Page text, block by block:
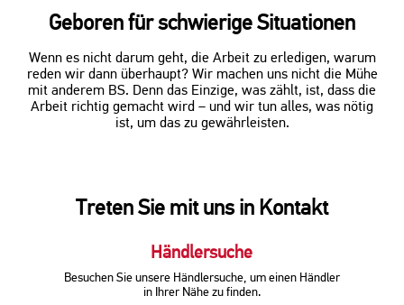
Geboren für schwierige Situationen
Wenn es nicht darum geht, die Arbeit zu erledigen, warum
reden wir dann überhaupt? Wir machen uns nicht die Mühe
mit anderem BS. Denn das Einzige, was zählt, ist, dass die
Arbeit richtig gemacht wird – und wir tun alles, was nötig
ist, um das zu gewährleisten.
Treten Sie mit uns in Kontakt
Händlersuche
Besuchen Sie unsere Händlersuche, um einen Händler
in Ihrer Nähe zu finden.